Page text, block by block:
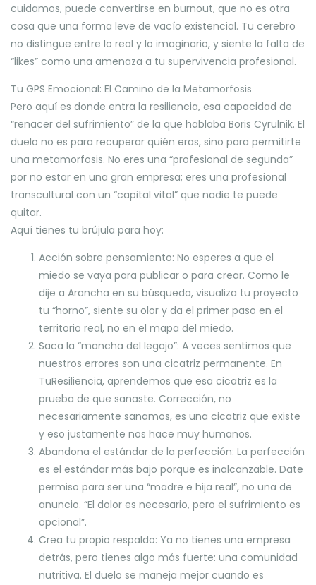
cuidamos, puede convertirse en burnout, que no es otra
cosa que una forma leve de vacío existencial. Tu cerebro
no distingue entre lo real y lo imaginario, y siente la falta de
“likes” como una amenaza a tu supervivencia profesional.
Tu GPS Emocional: El Camino de la Metamorfosis
Pero aquí es donde entra la resiliencia, esa capacidad de
“renacer del sufrimiento” de la que hablaba Boris Cyrulnik. El
duelo no es para recuperar quién eras, sino para permitirte
una metamorfosis. No eres una “profesional de segunda”
por no estar en una gran empresa; eres una profesional
transcultural con un “capital vital” que nadie te puede
quitar.
Aquí tienes tu brújula para hoy:
Acción sobre pensamiento: No esperes a que el
miedo se vaya para publicar o para crear. Como le
dije a Arancha en su búsqueda, visualiza tu proyecto
tu “horno”, siente su olor y da el primer paso en el
territorio real, no en el mapa del miedo.
Saca la “mancha del legajo”: A veces sentimos que
nuestros errores son una cicatriz permanente. En
TuResiliencia, aprendemos que esa cicatriz es la
prueba de que sanaste. Corrección, no
necesariamente sanamos, es una cicatriz que existe
y eso justamente nos hace muy humanos.
Abandona el estándar de la perfección: La perfección
es el estándar más bajo porque es inalcanzable. Date
permiso para ser una “madre e hija real”, no una de
anuncio. “El dolor es necesario, pero el sufrimiento es
opcional”.
Crea tu propio respaldo: Ya no tienes una empresa
detrás, pero tienes algo más fuerte: una comunidad
nutritiva. El duelo se maneja mejor cuando es